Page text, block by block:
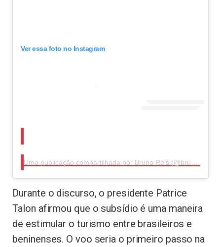
Ver essa foto no Instagram
Durante o discurso, o presidente Patrice
Talon afirmou que o subsídio é uma maneira
de estimular o turismo entre brasileiros e
beninenses. O voo seria o primeiro passo na